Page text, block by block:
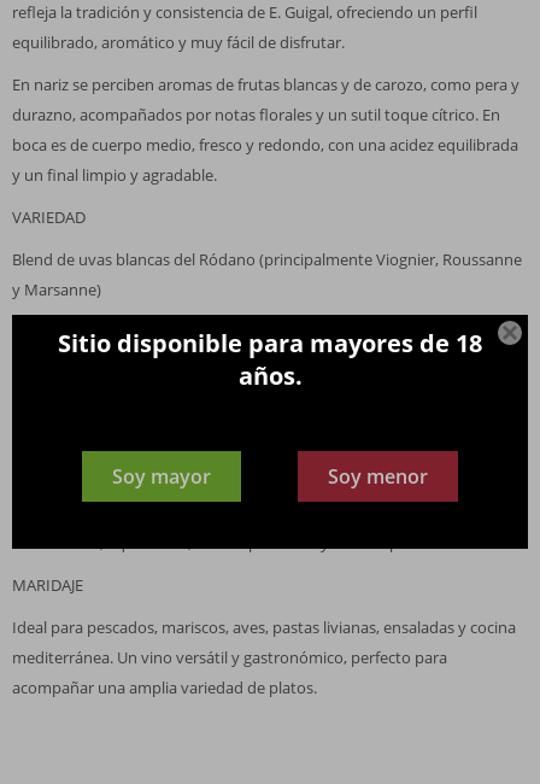

Sitio disponible para mayores de 18
años.
Soy mayor Soy menor
refleja la tradición y consistencia de E. Guigal, ofreciendo un perfil
equilibrado, aromático y muy fácil de disfrutar.
En nariz se perciben aromas de frutas blancas y de carozo, como pera y
durazno, acompañados por notas florales y un sutil toque cítrico. En
boca es de cuerpo medio, fresco y redondo, con una acidez equilibrada
y un final limpio y agradable.
VARIEDAD
Blend de uvas blancas del Ródano (principalmente Viognier, Roussanne
y Marsanne)
ORIGEN
Color: Amarillo pálido con reflejos dorados
Aroma: Pera, durazno, notas florales y sutiles toques cítricos
MARIDAJE
Ideal para pescados, mariscos, aves, pastas livianas, ensaladas y cocina
mediterránea. Un vino versátil y gastronómico, perfecto para
acompañar una amplia variedad de platos.